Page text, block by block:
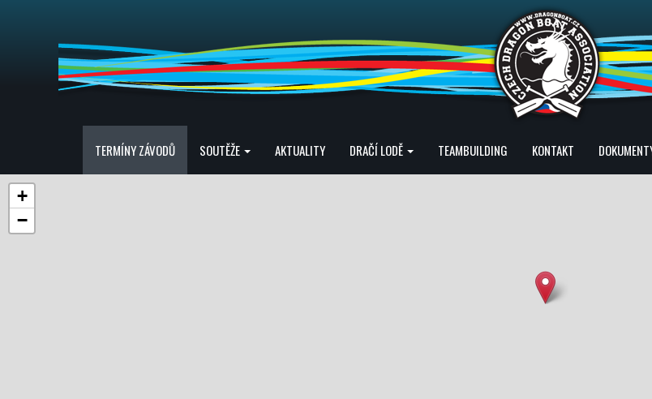
TERMÍNY ZÁVODŮ SOUTĚŽE AKTUALITY DRAČÍ LODĚ TEAMBUILDING KONTAKT
+
−